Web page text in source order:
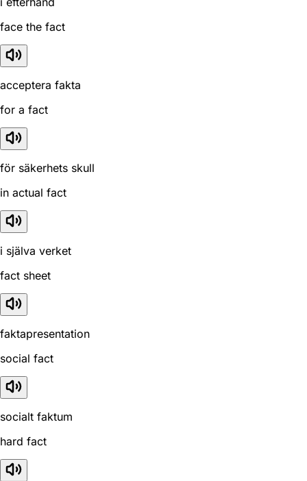
face the fact
acceptera fakta
for a fact
för säkerhets skull
in actual fact
i själva verket
fact sheet
faktapresentation
social fact
socialt faktum
hard fact